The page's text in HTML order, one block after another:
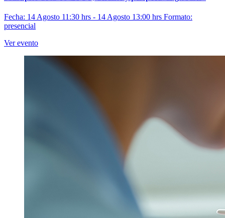
Fecha: 14 Agosto 11:30 hrs - 14 Agosto 13:00 hrs Formato:
presencial
Ver evento